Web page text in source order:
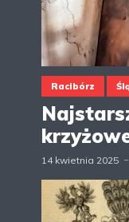
Racibórz
14 kwietnia 2025